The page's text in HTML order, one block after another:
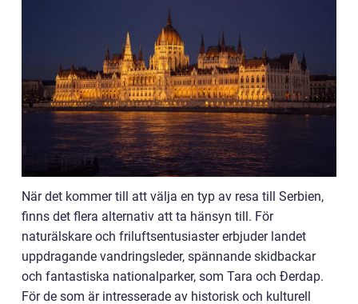
När det kommer till att välja en typ av resa till Serbien,
finns det flera alternativ att ta hänsyn till. För
naturälskare och friluftsentusiaster erbjuder landet
uppdragande vandringsleder, spännande skidbackar
och fantastiska nationalparker, som Tara och Đerdap.
För de som är intresserade av historisk och kulturell